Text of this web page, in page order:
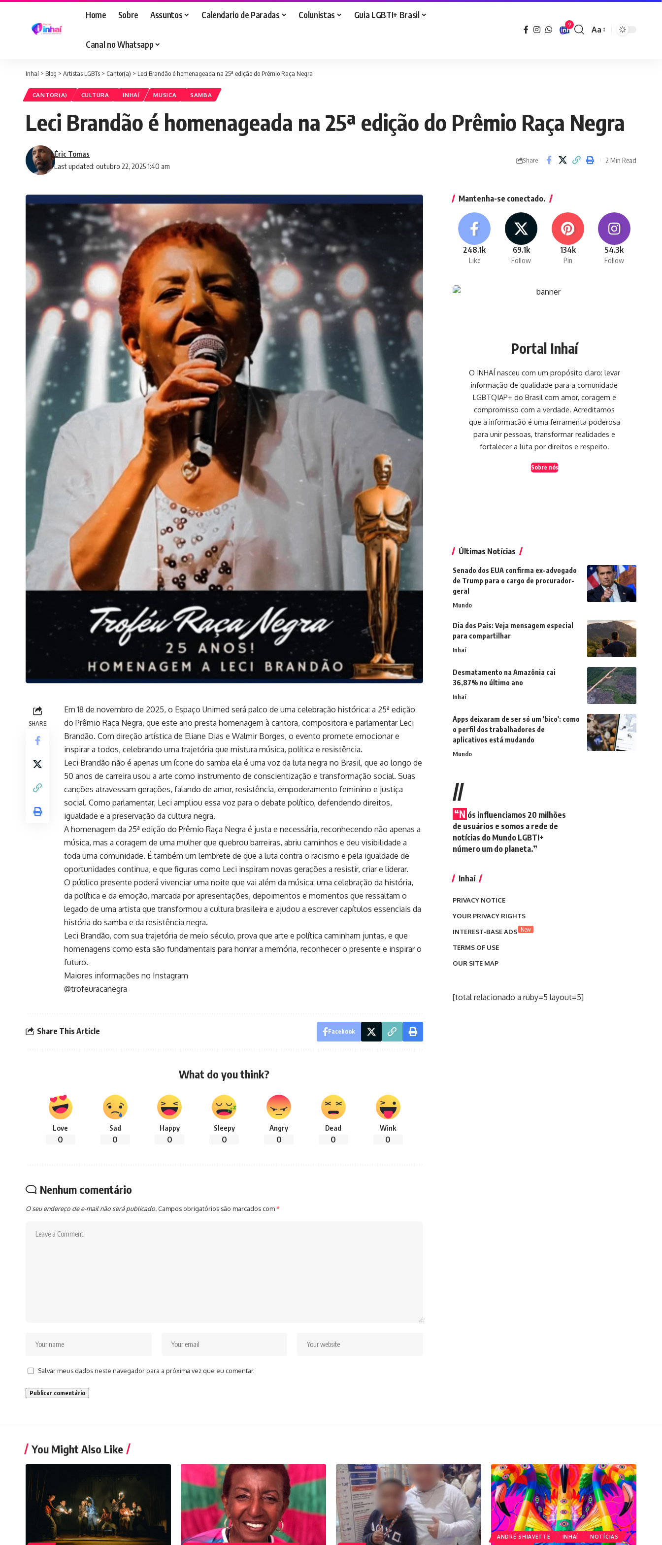
Home Sobre Assuntos Calendario de Paradas Colunistas Guia LGBTI+ Brasil
Canal no Whatsapp
9
Font
Aa
Inhaí > Blog > Artistas LGBTs > Cantor(a) > Leci Brandão é homenageada na 25ª edição do Prêmio Raça Negra
CANTOR(A) CULTURA INHAÍ MUSICA SAMBA
Leci Brandão é homenageada na 25ª edição do Prêmio Raça Negra
Last updated: outubro 22, 2025 1:40 am
Éric Tomas
Share 2 Min Read
SHARE
Em 18 de novembro de 2025, o Espaço Unimed será palco de uma celebração histórica: a 25ª edição
do Prêmio Raça Negra, que este ano presta homenagem à cantora, compositora e parlamentar Leci
Brandão. Com direção artística de Eliane Dias e Walmir Borges, o evento promete emocionar e
inspirar a todos, celebrando uma trajetória que mistura música, política e resistência.
Leci Brandão não é apenas um ícone do samba ela é uma voz da luta negra no Brasil, que ao longo de
50 anos de carreira usou a arte como instrumento de conscientização e transformação social. Suas
canções atravessam gerações, falando de amor, resistência, empoderamento feminino e justiça
social. Como parlamentar, Leci ampliou essa voz para o debate político, defendendo direitos,
igualdade e a preservação da cultura negra.
A homenagem da 25ª edição do Prêmio Raça Negra é justa e necessária, reconhecendo não apenas a
música, mas a coragem de uma mulher que quebrou barreiras, abriu caminhos e deu visibilidade a
toda uma comunidade. É também um lembrete de que a luta contra o racismo e pela igualdade de
oportunidades continua, e que figuras como Leci inspiram novas gerações a resistir, criar e liderar.
O público presente poderá vivenciar uma noite que vai além da música: uma celebração da história,
da política e da emoção, marcada por apresentações, depoimentos e momentos que ressaltam o
legado de uma artista que transformou a cultura brasileira e ajudou a escrever capítulos essenciais da
história do samba e da resistência negra.
Leci Brandão, com sua trajetória de meio século, prova que arte e política caminham juntas, e que
homenagens como esta são fundamentais para honrar a memória, reconhecer o presente e inspirar o
futuro.
Maiores informações no Instagram
@trofeuracanegra
Share This Article Facebook
What do you think?
Love
0
Sad
0
Happy
0
Sleepy
0
Angry
0
Dead
0
Wink
0
Nenhum comentário
O seu endereço de e-mail não será publicado. Campos obrigatórios são marcados com*
Salvar meus dados neste navegador para a próxima vez que eu comentar.
Mantenha-se conectado.
248.1k
Like
69.1k
Follow
134k
Pin
54.3k
Follow
Portal Inhaí
O INHAÍ nasceu com um propósito claro: levar
informação de qualidade para a comunidade
LGBTQIAP+ do Brasil com amor, coragem e
compromisso com a verdade. Acreditamos
que a informação é uma ferramenta poderosa
para unir pessoas, transformar realidades e
fortalecer a luta por direitos e respeito.
Sobre nós
Últimas Notícias
Senado dos EUA confirma ex-advogado
de Trump para o cargo de procurador-
geral
Mundo
Dia dos Pais: Veja mensagem especial
para compartilhar
Inhaí
Desmatamento na Amazônia cai
36,87% no último ano
Inhaí
Apps deixaram de ser só um 'bico': como
o perfil dos trabalhadores de
aplicativos está mudando
Mundo
//
“N ós influenciamos 20 milhões
de usuários e somos a rede de
notícias do Mundo LGBTI+
número um do planeta.”
Inhaí
PRIVACY NOTICE
YOUR PRIVACY RIGHTS
INTEREST-BASE ADS New
TERMS OF USE
OUR SITE MAP
[total relacionado a ruby=5 layout=5]
You Might Also Like
ANDRÉ SHIAVETTE INHAÍ NOTÍCIAS